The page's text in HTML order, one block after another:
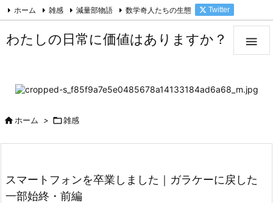

ホーム 雑感 減量部物語 数学奇人たちの生態 Twitter
わたしの日常に価値はありますか？
ホーム > 雑感
スマートフォンを卒業しました｜ガラケーに戻した
一部始終・前編